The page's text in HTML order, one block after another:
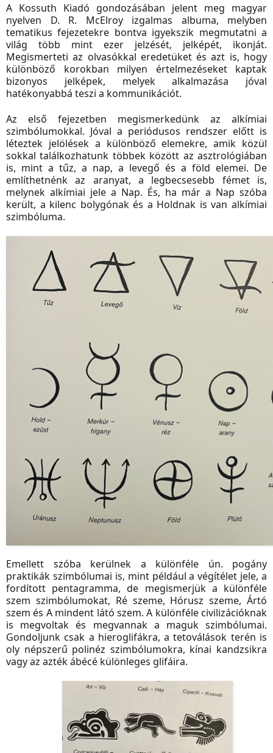
A Kossuth Kiadó gondozásában jelent meg magyar
nyelven D. R. McElroy izgalmas albuma, melyben
tematikus fejezetekre bontva igyekszik megmutatni a
világ több mint ezer jelzését, jelképét, ikonját.
Megismerteti az olvasókkal eredetüket és azt is, hogy
különböző korokban milyen értelmezéseket kaptak
bizonyos jelképek, melyekalkalmazása jóval
hatékonyabbá teszi a kommunikációt.
Az első fejezetben megismerkedünk az alkímiai
szimbólumokkal. Jóval a periódusos rendszer előtt is
léteztek jelölések a különböző elemekre, amik közül
sokkal találkozhatunk többek között az asztrológiában
is, mint a tűz, a nap, a levegő és a föld elemei. De
említhetnénk az aranyat, a legbecsesebb fémet is,
melynek alkímiai jele a Nap. És, ha már a Nap szóba
került, a kilenc bolygónak és a Holdnak is van alkímiai
szimbóluma.
Emellett szóba kerülnek a különféle ún. pogány
praktikák szimbólumai is, mint például a végítélet jele, a
fordított pentagramma, de megismerjük a különféle
szem szimbólumokat, Ré szeme, Hórusz szeme, Ártó
szem és A mindent látó szem. A különféle civilizációknak
is megvoltak és megvannak a maguk szimbólumai.
Gondoljunk csak a hieroglifákra, a tetoválások terén is
oly népszerű polinéz szimbólumokra, kínai kandzsikra
vagy az azték ábécé különleges glifáira.